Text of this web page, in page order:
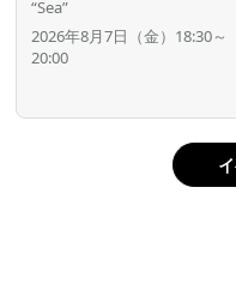
“Sea”
2026年8月7日（金）18:30～
20:00